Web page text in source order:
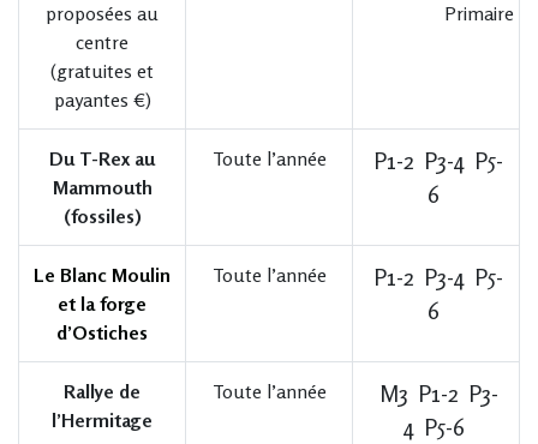
proposées au
centre
(gratuites et
payantes €)
Primaire
Du T-Rex au
Mammouth
(fossiles)
Toute l’année
P1-2 P3-4 P5-
6
Le Blanc Moulin
et la forge
d’Ostiches
Toute l’année
P1-2 P3-4 P5-
6
Rallye de
l’Hermitage
Toute l’année
M3 P1-2 P3-
4 P5-6